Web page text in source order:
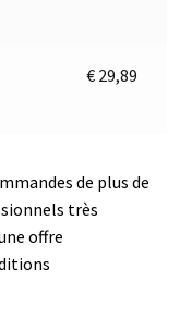
€ 29,89
de plus de
très
offre